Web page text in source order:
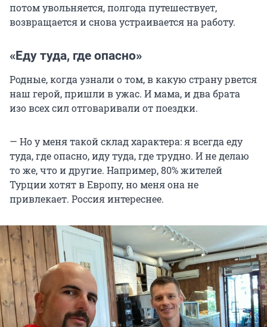
потом увольняется, полгода путешествует,
возвращается и снова устраивается на работу.
«Еду туда, где опасно»
Родные, когда узнали о том, в какую страну рвется
наш герой, пришли в ужас. И мама, и два брата
изо всех сил отговаривали от поездки.
— Но у меня такой склад характера: я всегда еду
туда, где опасно, иду туда, где трудно. И не делаю
то же, что и другие. Например, 80% жителей
Турции хотят в Европу, но меня она не
привлекает. Россия интереснее.